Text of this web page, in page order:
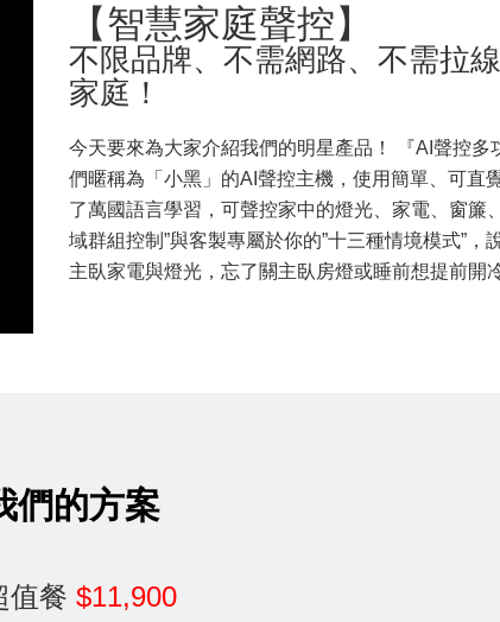
【智慧家庭聲控】
不限品牌、不需網路、不需拉
家庭！
今天要來為大家介紹我們的明星產品！ 『AI聲控多
們暱稱為「小黑」的AI聲控主機，使用簡單、可直
了萬國語言學習，可聲控家中的燈光、家電、窗簾
域群組控制”與客製專屬於你的”十三種情境模式”，
主臥家電與燈光，忘了關主臥房燈或睡前想提前開
們的方案
值餐 $11,900